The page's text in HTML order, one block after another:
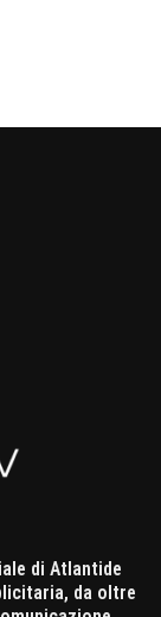
di Atlantide
da oltre